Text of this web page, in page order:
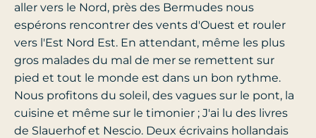
aller vers le Nord, près des Bermudes nous
espérons rencontrer des vents d'Ouest et rouler
vers l'Est Nord Est. En attendant, même les plus
gros malades du mal de mer se remettent sur
pied et tout le monde est dans un bon rythme.
Nous profitons du soleil, des vagues sur le pont, la
cuisine et même sur le timonier ; J'ai lu des livres
de Slauerhof et Nescio. Deux écrivains hollandais